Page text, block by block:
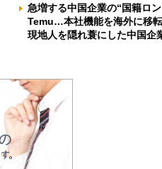
急増する中国企業の“国籍ロ
Temu…本社機能を海外に移
現地人を隠れ蓑にした中国企